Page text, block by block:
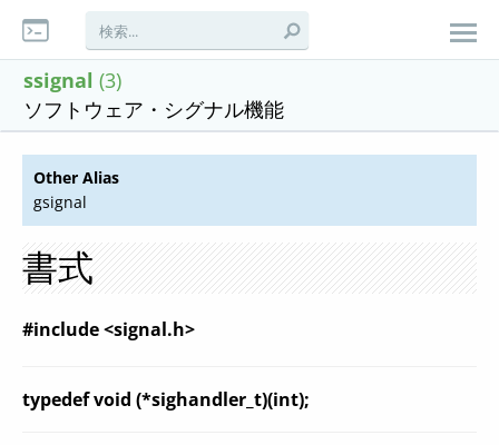
ssignal (3)
ソフトウェア・シグナル機能
Other Alias
gsignal
書式
#include <signal.h>
typedef void (*sighandler_t)(int);